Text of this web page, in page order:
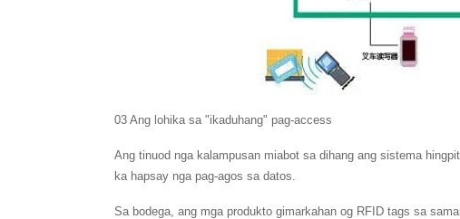
03 Ang lohika sa "ikaduhang" pag-access
Ang tinuod nga kalampusan miabot sa dihang ang sistema
ka hapsay nga pag-agos sa datos.
Sa bodega, ang mga produkto gimarkahan og RFID tags sa